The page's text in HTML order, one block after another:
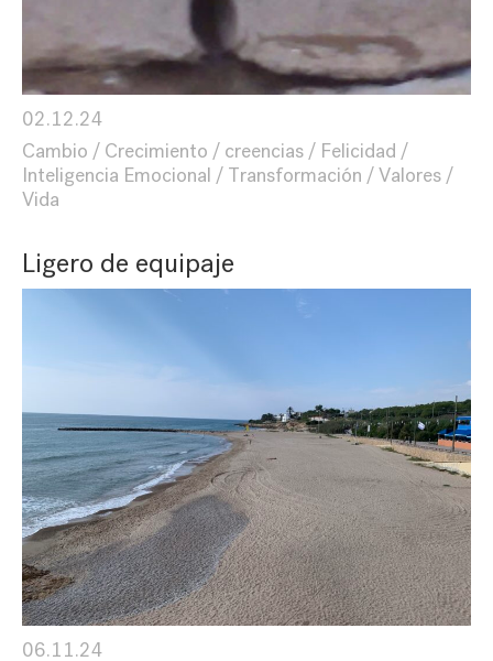
02.12.24
Cambio
Crecimiento creencias
Felicidad
Inteligencia Emocional
Transformación
Valores
Vida
Ligero de equipaje
06.11.24